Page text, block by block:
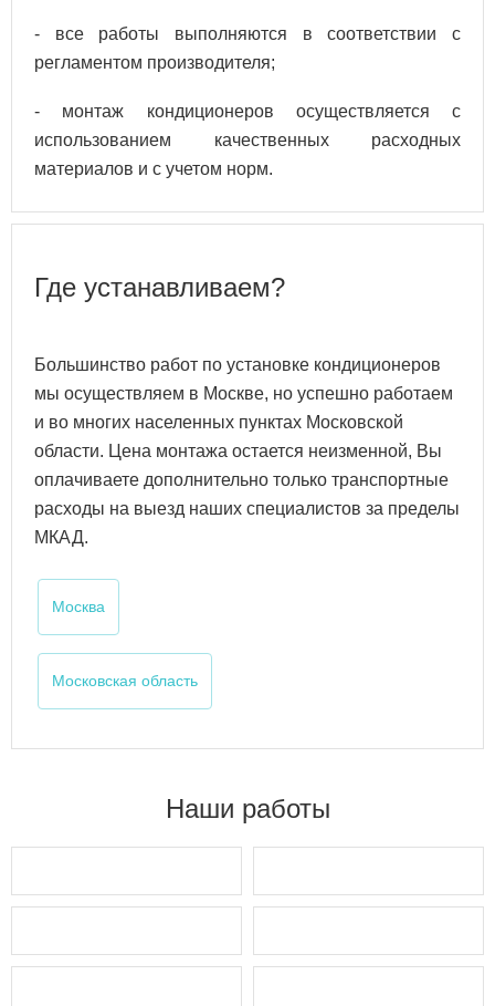
- все работы выполняются в соответствии с
регламентом производителя;
- монтаж кондиционеров осуществляется с
использованием качественных расходных
материалов и с учетом норм.
Где устанавливаем?
Большинство работ по установке кондиционеров
мы осуществляем в Москве, но успешно работаем
и во многих населенных пунктах Московской
области. Цена монтажа остается неизменной, Вы
оплачиваете дополнительно только транспортные
расходы на выезд наших специалистов за пределы
МКАД.
Москва
Московская область
Наши работы